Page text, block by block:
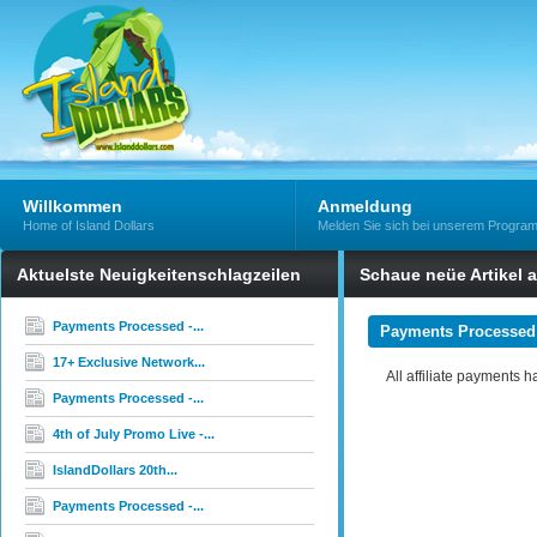
Willkommen
Home of Island Dollars
Anmeldung
Melden Sie sich bei unserem
Aktuelste Neuigkeitenschlagzeilen
Payments Processed -...
17+ Exclusive Network...
Payments Processed -...
4th of July Promo Live -...
IslandDollars 20th...
Payments Processed -...
Schaue neüe Artikel
Payments Processed
All affiliate payments